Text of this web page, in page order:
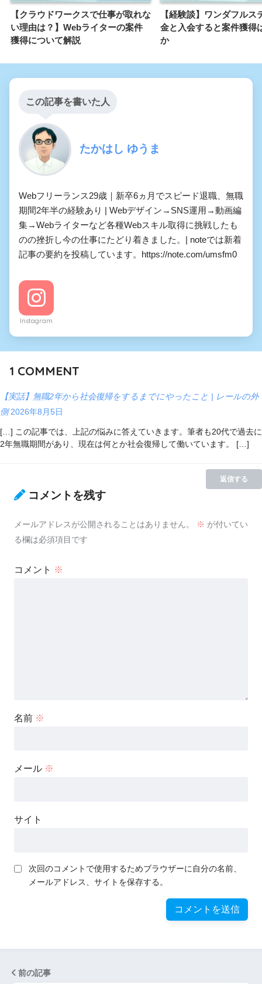
【クラウドワークスで仕事が取れな
い理由は？】Webライターの案件
獲得について解説
【経験談】ワンダフルス
金と入会すると案件獲得
か
この記事を書いた人
たかはし ゆうま
Webフリーランス29歳｜新卒6ヵ月でスピード退職、無職
期間2年半の経験あり | Webデザイン→SNS運用→動画編
集→Webライターなど各種Webスキル取得に挑戦したも
のの挫折し今の仕事にたどり着きました。| noteでは新着
記事の要約を投稿しています。https://note.com/umsfm0
Instagram
1 COMMENT
【実話】無職2年から社会復帰をするまでにやったこと | レールの外
側 2026年8月5日
[…] この記事では、上記の悩みに答えていきます。筆者も20代で過去に
2年無職期間があり、現在は何とか社会復帰して働いています。 […]
返信する
コメントを残す
メールアドレスが公開されることはありません。 ※ が付いてい
る欄は必須項目です
コメント ※
名前 ※
メール ※
サイト
次回のコメントで使用するためブラウザーに自分の名前、
メールアドレス、サイトを保存する。
前の記事